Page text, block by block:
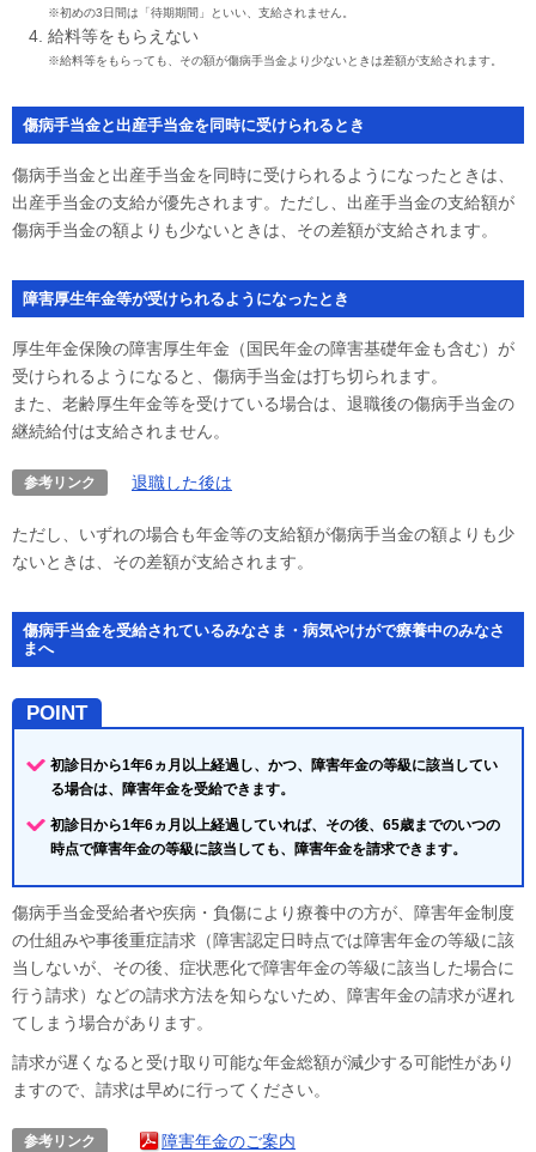
※初めの3日間は「待期期間」といい、支給されません。
給料等をもらえない
※給料等をもらっても、その額が傷病手当金より少ないときは差額が支給されます。
傷病手当金と出産手当金を同時に受けられるとき
傷病手当金と出産手当金を同時に受けられるようになったときは、
出産手当金の支給が優先されます。ただし、出産手当金の支給額が
傷病手当金の額よりも少ないときは、その差額が支給されます。
障害厚生年金等が受けられるようになったとき
厚生年金保険の障害厚生年金（国民年金の障害基礎年金も含む）が
受けられるようになると、傷病手当金は打ち切られます。
また、老齢厚生年金等を受けている場合は、退職後の傷病手当金の
継続給付は支給されません。
参考リンク 退職した後は
ただし、いずれの場合も年金等の支給額が傷病手当金の額よりも少
ないときは、その差額が支給されます。
傷病手当金を受給されているみなさま・病気やけがで療養中のみなさ
まへ
POINT
初診日から1年6ヵ月以上経過し、かつ、障害年金の等級に該当してい
る場合は、障害年金を受給できます。
初診日から1年6ヵ月以上経過していれば、その後、65歳までのいつの
時点で障害年金の等級に該当しても、障害年金を請求できます。
傷病手当金受給者や疾病・負傷により療養中の方が、障害年金制度
の仕組みや事後重症請求（障害認定日時点では障害年金の等級に該
当しないが、その後、症状悪化で障害年金の等級に該当した場合に
行う請求）などの請求方法を知らないため、障害年金の請求が遅れ
てしまう場合があります。
請求が遅くなると受け取り可能な年金総額が減少する可能性があり
ますので、請求は早めに行ってください。
参考リンク 障害年金のご案内